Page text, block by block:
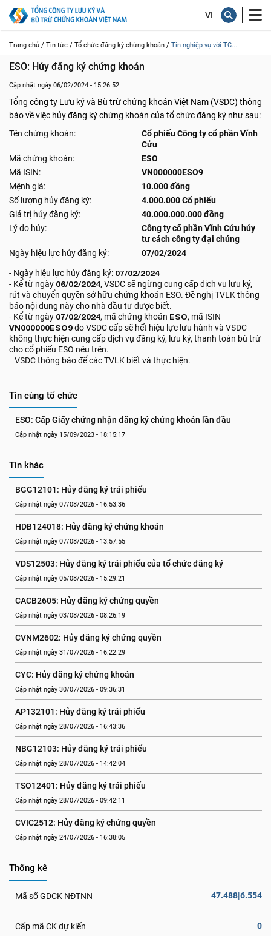
Trang chủ / Tin tức / Tổ chức đăng ký chứng khoán / Tin nghiệp vụ với TC...
ESO: Hủy đăng ký chứng khoán
Cập nhật ngày 06/02/2024 - 15:26:52
Tổng công ty Lưu ký và Bù trừ chứng khoán Việt Nam (VSDC) thông
báo về việc hủy đăng ký chứng khoán của tổ chức đăng ký như sau:
Tên chứng khoán:
Cổ phiếu Công ty cổ phần Vĩnh
Cửu
Mã chứng khoán:
ESO
Mã ISIN:
VN000000ESO9
Mệnh giá:
10.000 đồng
Số lượng hủy đăng ký:
4.000.000 Cổ phiếu
Giá trị hủy đăng ký:
40.000.000.000 đồng
Lý do hủy:
Công ty cổ phần Vĩnh Cửu hủy
tư cách công ty đại chúng
Ngày hiệu lực hủy đăng ký:
07/02/2024
- Ngày hiệu lực hủy đăng ký: 07/02/2024
- Kể từ ngày 06/02/2024, VSDC sẽ ngừng cung cấp dịch vụ lưu ký,
rút và chuyển quyền sở hữu chứng khoán ESO. Đề nghị TVLK thông
báo nội dung này cho nhà đầu tư được biết.
- Kể từ ngày 07/02/2024, mã chứng khoán ESO, mã ISIN
VN000000ESO9do VSDC cấp sẽ hết hiệu lực lưu hành và VSDC
không thực hiện cung cấp dịch vụ đăng ký, lưu ký, thanh toán bù trừ
cho cổ phiếu ESO nêu trên.
VSDC thông báo để các TVLK biết và thực hiện.
Tin cùng tổ chức
ESO: Cấp Giấy chứng nhận đăng ký chứng khoán lần đầu
Cập nhật ngày 15/09/2023 - 18:15:17
Tin khác
BGG12101: Hủy đăng ký trái phiếu
Cập nhật ngày 07/08/2026 - 16:53:36
HDB124018: Hủy đăng ký chứng khoán
Cập nhật ngày 07/08/2026 - 13:57:55
VDS12503: Hủy đăng ký trái phiếu của tổ chức đăng ký
Cập nhật ngày 05/08/2026 - 15:29:21
CACB2605: Hủy đăng ký chứng quyền
Cập nhật ngày 03/08/2026 - 08:26:19
CVNM2602: Hủy đăng ký chứng quyền
Cập nhật ngày 31/07/2026 - 16:22:29
CYC: Hủy đăng ký chứng khoán
Cập nhật ngày 30/07/2026 - 09:36:31
AP132101: Hủy đăng ký trái phiếu
Cập nhật ngày 28/07/2026 - 16:43:36
NBG12103: Hủy đăng ký trái phiếu
Cập nhật ngày 28/07/2026 - 14:42:04
TSO12401: Hủy đăng ký trái phiếu
Cập nhật ngày 28/07/2026 - 09:42:11
CVIC2512: Hủy đăng ký chứng quyền
Cập nhật ngày 24/07/2026 - 16:38:05
Thống kê
Mã số GDCK NĐTNN 47.488|6.554
Cấp mã CK dự kiến 0